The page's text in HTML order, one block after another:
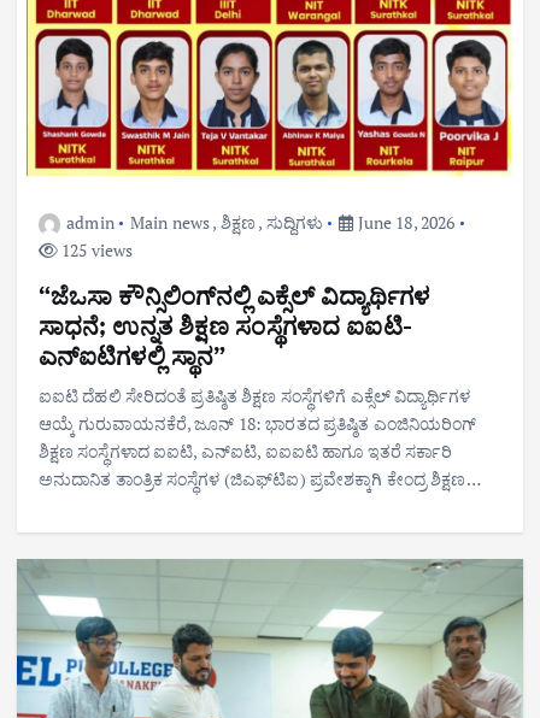
admin Main news, ಶಿಕ್ಷಣ , ಸುದ್ದಿಗಳು
June 18, 2026
125 views
“ಜೆಒಸಾ ಕೌನ್ಸಿಲಿಂಗ್‌ನಲ್ಲಿ ಎಕ್ಸೆಲ್ ವಿದ್ಯಾರ್ಥಿಗಳ
ಸಾಧನೆ; ಉನ್ನತ ಶಿಕ್ಷಣ ಸಂಸ್ಥೆಗಳಾದ ಐಐಟಿ-
ಎನ್‌ಐಟಿಗಳಲ್ಲಿ ಸ್ಥಾನ”
ಐಐಟಿ ದೆಹಲಿ ಸೇರಿದಂತೆ ಪ್ರತಿಷ್ಠಿತ ಶಿಕ್ಷಣ ಸಂಸ್ಥೆಗಳಿಗೆ ಎಕ್ಸೆಲ್ ವಿದ್ಯಾರ್ಥಿಗಳ
ಆಯ್ಕೆ ಗುರುವಾಯನಕೆರೆ, ಜೂನ್ 18: ಭಾರತದ ಪ್ರತಿಷ್ಠಿತ ಎಂಜಿನಿಯರಿಂಗ್
ಶಿಕ್ಷಣ ಸಂಸ್ಥೆಗಳಾದ ಐಐಟಿ, ಎನ್‌ಐಟಿ, ಐಐಐಟಿ ಹಾಗೂ ಇತರೆ ಸರ್ಕಾರಿ
ಅನುದಾನಿತ ತಾಂತ್ರಿಕ ಸಂಸ್ಥೆಗಳ (ಜಿಎಫ್‌ಟಿಐ) ಪ್ರವೇಶಕ್ಕಾಗಿ ಕೇಂದ್ರ ಶಿಕ್ಷಣ…